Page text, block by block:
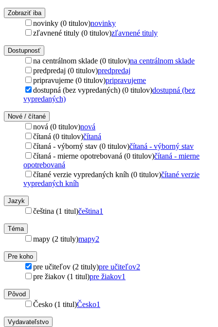
Zobraziť iba
novinky (0 titulov)novinky
zľavnené tituly (0 titulov)zľavnené tituly
Dostupnosť
na centrálnom sklade (0 titulov)na centrálnom sklade
predpredaj (0 titulov)predpredaj
pripravujeme (0 titulov)pripravujeme
dostupná (bez vypredaných) (0 titulov)dostupná (bez
vypredaných)
Nové / čítané
nová (0 titulov)nová
čítaná (0 titulov)čítaná
čítaná - výborný stav (0 titulov)čítaná - výborný stav
čítaná - mierne opotrebovaná (0 titulov)čítaná - mierne
opotrebovaná
čítané verzie vypredaných kníh (0 titulov)čítané verzie
vypredaných kníh
Jazyk
čeština (1 titul)čeština1
Téma
mapy (2 tituly)mapy2
Pre koho
pre učiteľov (2 tituly)pre učiteľov2
pre žiakov (1 titul)pre žiakov1
Pôvod
Česko (1 titul)Česko1
Vydavateľstvo